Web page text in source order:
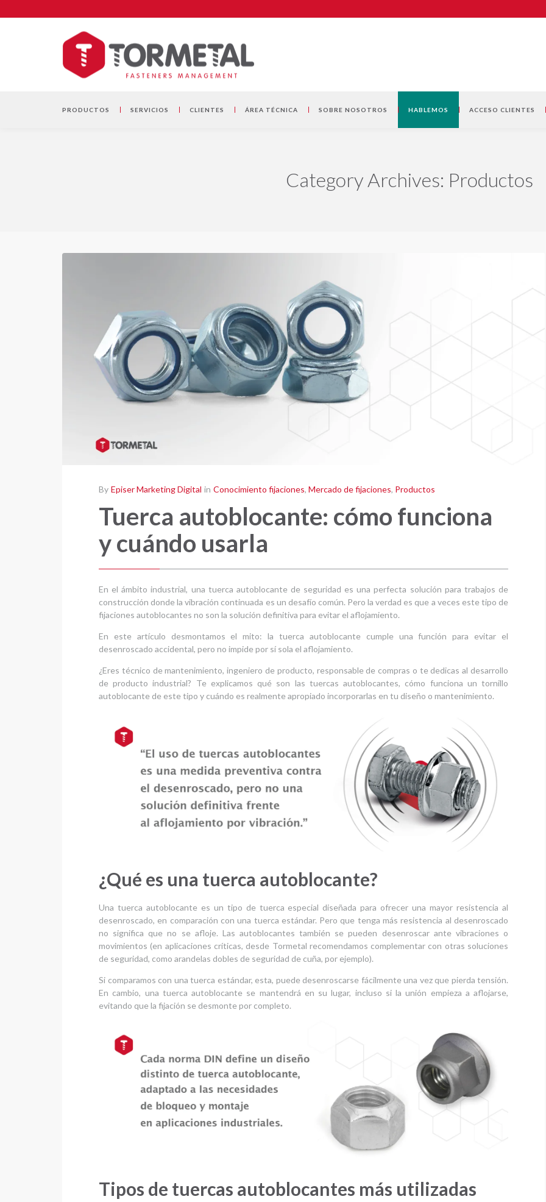
PRODUCTOS SERVICIOS CLIENTES ÁREA TÉCNICA SOBRE NOSOTROS HABLEMOS ACCESO CLIENTES
Category Archives: Productos
By Episer Marketing Digital in Conocimiento fijaciones, Mercado de fijaciones, Productos
Tuerca autoblocante: cómo funciona
y cuándo usarla
En el ámbito industrial, una tuerca autoblocante de seguridad es una perfecta solución para trabajos de
construcción donde la vibración continuada es un desafío común. Pero la verdad es que a veces este tipo de
fijaciones autoblocantes no son la solución definitiva para evitar el aflojamiento.
En este artículo desmontamos el mito: la tuerca autoblocante cumple una función para evitar el
desenroscado accidental, pero no impide por sí sola el aflojamiento.
¿Eres técnico de mantenimiento, ingeniero de producto, responsable de compras o te dedicas al desarrollo
de producto industrial? Te explicamos qué son las tuercas autoblocantes, cómo funciona un tornillo
autoblocante de este tipo y cuándo es realmente apropiado incorporarlas en tu diseño o mantenimiento.
¿Qué es una tuerca autoblocante?
Una tuerca autoblocante es un tipo de tuerca especial diseñada para ofrecer una mayor resistencia al
desenroscado, en comparación con una tuerca estándar. Pero que tenga más resistencia al desenroscado
no significa que no se afloje. Las autoblocantes también se pueden desenroscar ante vibraciones o
movimientos (en aplicaciones críticas, desde Tormetal recomendamos complementar con otras soluciones
de seguridad, como arandelas dobles de seguridad de cuña, por ejemplo).
Si comparamos con una tuerca estándar, esta, puede desenroscarse fácilmente una vez que pierda tensión.
En cambio, una tuerca autoblocante se mantendrá en su lugar, incluso si la unión empieza a aflojarse,
evitando que la fijación se desmonte por completo.
Tipos de tuercas autoblocantes más utilizadas